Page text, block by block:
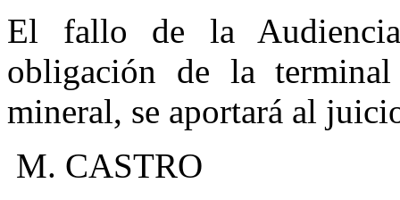
El fallo de la
obligación de la
mineral, se aportará al
M. CASTRO